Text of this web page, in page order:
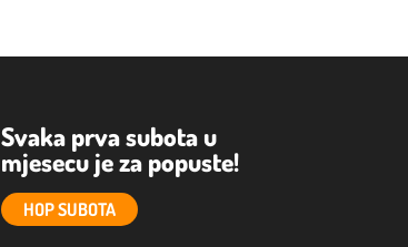
Svaka prva subota u
mjesecu je za popuste!
HOP SUBOTA